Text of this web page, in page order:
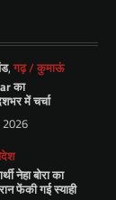
,गढ़ / कुमाऊं
का
में चर्चा
नेहा बोरा का
फेंकी गई स्याही